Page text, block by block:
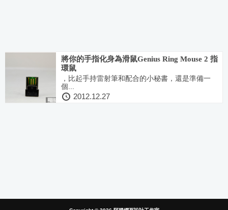
將你的手指化身為滑鼠Genius Ring Mouse 2 指
環鼠
，比起手持雷射筆和配合的小秘書，還是準備一
個...
2012.12.27